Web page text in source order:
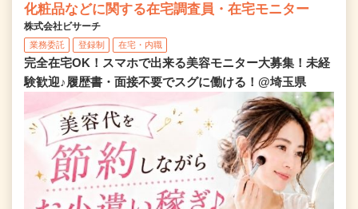
化粧品などに関する在宅調査員・在宅モニター
株式会社ビサーチ
業務委託 登録制 在宅・内職
完全在宅OK！スマホで出来る美容モニター大募集！未経
験歓迎♪履歴書・面接不要でスグに働ける！@埼玉県